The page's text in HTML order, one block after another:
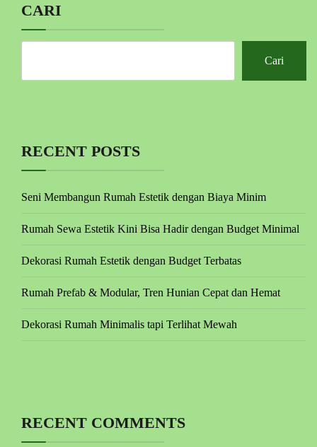
CARI
Cari
RECENT POSTS
Seni Membangun Rumah Estetik dengan Biaya Minim
Rumah Sewa Estetik Kini Bisa Hadir dengan Budget Minimal
Dekorasi Rumah Estetik dengan Budget Terbatas
Rumah Prefab & Modular, Tren Hunian Cepat dan Hemat
Dekorasi Rumah Minimalis tapi Terlihat Mewah
RECENT COMMENTS